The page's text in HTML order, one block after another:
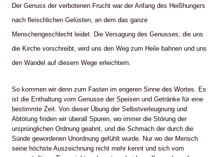
Der Genuss der verbotenen Frucht war der Anfang des Heißhungers
nach fleischlichen Gelüsten, an dem das ganze
Menschengeschlecht leidet. Die Versagung des Genusses, die uns
die Kirche vorschreibt, wird uns den Weg zum Heile bahnen und uns
den Wandel auf diesem Wege erleichtern.
So kommen wir denn zum Fasten im engeren Sinne des Wortes. Es
ist die Enthaltung vom Genusse der Speisen und Getränke für eine
bestimmte Zeit. Von dieser Übung der Selbstverleugnung und
Abtötung finden wir überall Spuren, wo immer die Störung der
ursprünglichen Ordnung geahnt, und die Schmach der durch die
Sünde gewordenen Unordnung gefühlt wurde. Nur wo der Mensch
seine höchste Auszeichnung nicht mehr kennt und sich vom